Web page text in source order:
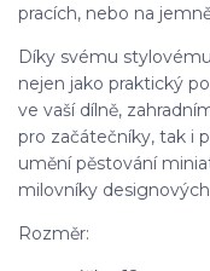
pracích, nebo na
Díky svému
nejen jako praktický
ve vaší dílně,
pro začátečníky, tak i
umění pěstování
milovníky
Rozměr: